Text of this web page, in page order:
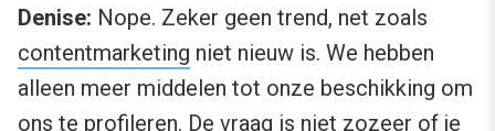
Denise: Nope. Zeker geen trend, net zoals
contentmarketing niet nieuw is. We hebben
alleen meer middelen tot onze beschikking om
ons te profileren. De vraag is niet zozeer of je